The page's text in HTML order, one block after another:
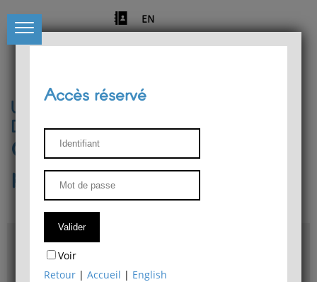
EN
Université de Liège
Département de philosophie
Centre de recherches
phénoménologiques
Accès & plans
Bibliothèque du Département de philosophie
Accès réservé
Voir
Retour |Accueil | English